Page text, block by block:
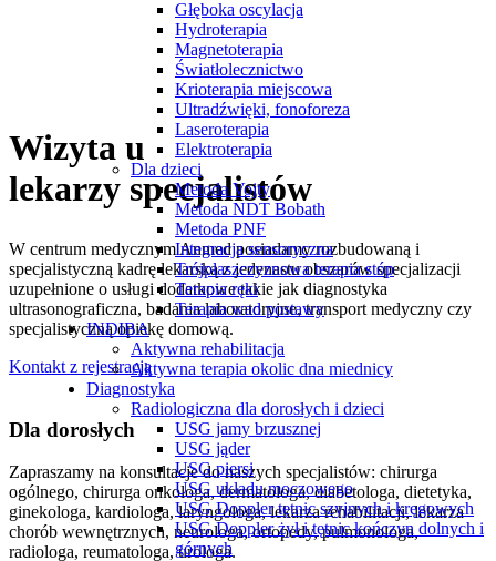
Głęboka oscylacja
Hydroterapia
Magnetoterapia
Światłolecznictwo
Krioterapia miejscowa
Ultradźwięki, fonoforeza
Laseroterapia
Elektroterapia
Dla dzieci
Metoda Vojty
Metoda NDT Bobath
Metoda PNF
Integracja sensoryczna
Trójpłaszczyznowa terapia stóp
Terapia ręki
Terapia wad postawy
INDIBA
Aktywna rehabilitacja
Aktywna terapia okolic dna miednicy
Diagnostyka
Radiologiczna dla dorosłych i dzieci
USG jamy brzusznej
USG jąder
USG piersi
USG układu moczowego
USG Doppler tętnic szyjnych i kręgowych
USG Doppler żył i tętnic kończyn dolnych i
górnych
Wizyta u
lekarzy specjalistów
W centrum medycznym Anmed posiadamy rozbudowaną i
specjalistyczną kadrę lekarską z jedenastu obszarów specjalizacji
uzupełnione o usługi dodatkowe takie jak diagnostyka
ultrasonograficzna, badania laboratoryjne, transport medyczny czy
specjalistyczną opiekę domową.
Kontakt z rejestracją
Dla dorosłych
Zapraszamy na konsultacje do naszych specjalistów: chirurga
ogólnego, chirurga onkologa, dermatologa, diabetologa, dietetyka,
ginekologa, kardiologa, laryngologa, lekarza rehabilitacji, lekarza
chorób wewnętrznych, neurologa, ortopedy, pulmonologa,
radiologa, reumatologa, urologa.